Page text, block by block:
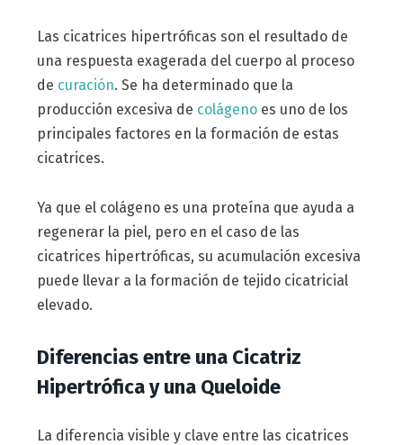
Las cicatrices hipertróficas son el resultado de
una respuesta exagerada del cuerpo al proceso
de curación. Se ha determinado que la
producción excesiva de colágenoes uno de los
principales factores en la formación de estas
cicatrices.
Ya que el colágeno es una proteína que ayuda a
regenerar la piel, pero en el caso de las
cicatrices hipertróficas, su acumulación excesiva
puede llevar a la formación de tejido cicatricial
elevado.
Diferencias entre una Cicatriz
Hipertrófica y una Queloide
La diferencia visible y clave entre las cicatrices